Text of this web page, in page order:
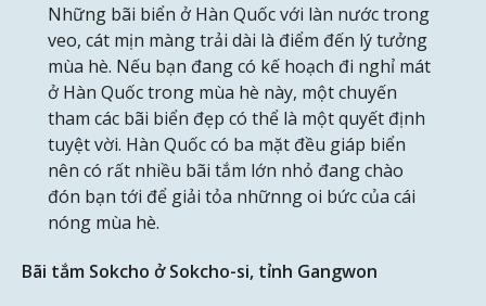
Những bãi biển ở Hàn Quốc với làn nước trong
veo, cát mịn màng trải dài là điểm đến lý tưởng
mùa hè. Nếu bạn đang có kế hoạch đi nghỉ mát
ở Hàn Quốc trong mùa hè này, một chuyến
tham các bãi biển đẹp có thể là một quyết định
tuyệt vời. Hàn Quốc có ba mặt đều giáp biển
nên có rất nhiều bãi tắm lớn nhỏ đang chào
đón bạn tới để giải tỏa nhữnng oi bức của cái
nóng mùa hè.
Bãi tắm Sokcho ở Sokcho-si, tỉnh Gangwon